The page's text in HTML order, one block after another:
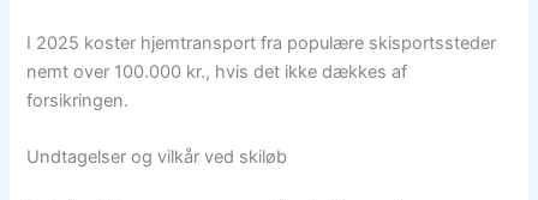
I 2025 koster hjemtransport fra populære skisportssteder
nemt over 100.000 kr., hvis det ikke dækkes af
forsikringen.
Undtagelser og vilkår ved skiløb